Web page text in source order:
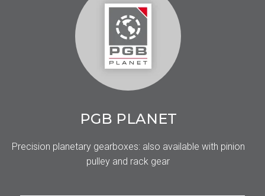
PGB PLANET
Precision planetary gearboxes: also available with pinion
pulley and rack gear